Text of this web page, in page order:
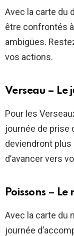
Avec la carte du d
être confrontés
ambigües.
vos actions.
Verseau – Le
Pour les
journée de prise
deviendront
d’avancer vers
Poissons –
Avec la carte du
journée